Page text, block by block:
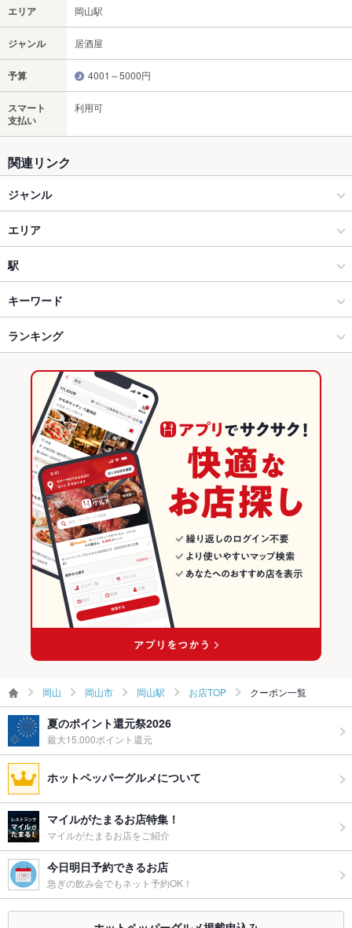
エリア 岡山駅
ジャンル 居酒屋
予算 4001～5000円
スマート
支払い
利用可
関連リンク
ジャンル
居酒屋
和風
岡山市 × 居酒屋
岡山市 × 和風
郵便局前駅 × 居酒屋
郵便局前駅 × 和風
創作料理
岡山市 × 創作料理
岡山市 × 和風
郵便局前駅 × 創作料理
郵便局前駅 × 和風
エリア
岡山駅
岡山駅 × 居酒屋
岡山駅 × 和風
岡山駅 × 創作料理
岡山駅 × 和風
岡山 × 居酒屋
岡山 × 和風
岡山 × 創作料理
岡山 × 和風
駅
岡山駅
西川緑道公園駅
郵便局前駅
キーワード
からあげ
ランキング
岡山のグルメランキング
岡山の居酒屋ランキング
岡山市のグルメランキング
岡山市の居酒屋ランキング
岡山駅のグルメランキング
岡山駅の居酒屋ランキング
岡山 岡山市 岡山駅 お店TOP クーポン一覧
夏のポイント還元祭2026
最大15,000ポイント還元
ホットペッパーグルメについて
マイルがたまるお店特集！
マイルがたまるお店をご紹介
今日明日予約できるお店
急ぎの飲み会でもネット予約OK！